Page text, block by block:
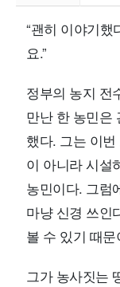
“괜히 이야기했
요.”
정부의 농지 전
만난 한 농민은
했다. 그는 이
이 아니라 시설
농민이다. 그럼
마냥 신경 쓰인
볼 수 있기 때문
그가 농사짓는